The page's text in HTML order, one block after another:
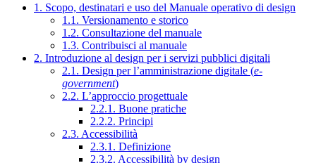
1. Scopo, destinatari e uso del Manuale operativo di design
1.1. Versionamento e storico
1.2. Consultazione del manuale
1.3. Contribuisci al manuale
2. Introduzione al design per i servizi pubblici digitali
2.1. Design per l’amministrazione digitale (e-
government)
2.2. L’approccio progettuale
2.2.1. Buone pratiche
2.2.2. Principi
2.3. Accessibilità
2.3.1. Definizione
2.3.2. Accessibilità by design